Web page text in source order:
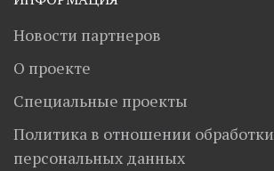
Новости партнеров
О проекте
Специальные проекты
Политика в отношении обработки
персональных данных